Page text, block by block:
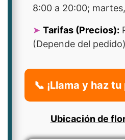
8:00 a 20:00;
Tarifas (Precios):
(Depende del pedido)
📞 ¡Llama y haz
Ubicación de